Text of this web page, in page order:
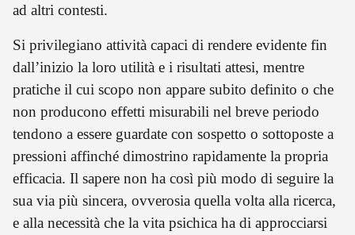
ad altri contesti.
Si privilegiano attività capaci di rendere evidente fin
dall’inizio la loro utilità e i risultati attesi, mentre
pratiche il cui scopo non appare subito definito o che
non producono effetti misurabili nel breve periodo
tendono a essere guardate con sospetto o sottoposte a
pressioni affinché dimostrino rapidamente la propria
efficacia. Il sapere non ha così più modo di seguire la
sua via più sincera, ovverosia quella volta alla ricerca,
e alla necessità che la vita psichica ha di approcciarsi